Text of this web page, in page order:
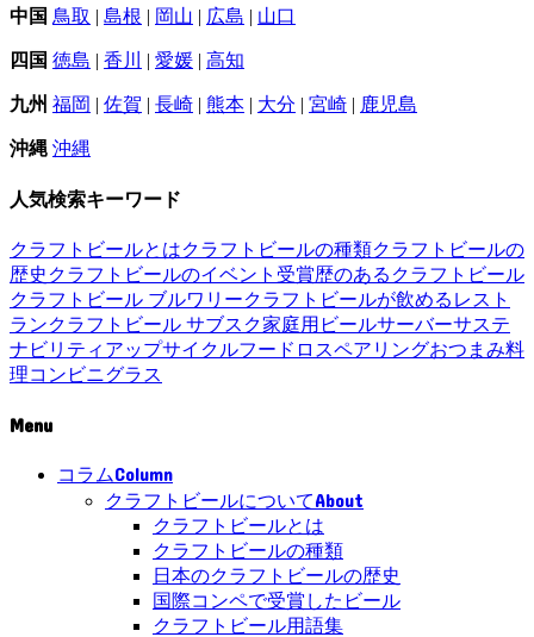
中国 鳥取 | 島根 | 岡山 | 広島 | 山口
四国 徳島 | 香川 | 愛媛 | 高知
九州 福岡 | 佐賀 | 長崎 | 熊本 | 大分 | 宮崎 | 鹿児島
沖縄 沖縄
人気検索キーワード
クラフトビールとはクラフトビールの種類クラフトビールの
歴史 クラフトビールのイベント 受賞歴のあるクラフトビール
クラフトビール ブルワリークラフトビールが飲めるレスト
ランクラフトビール サブスク家庭用ビールサーバーサステ
ナビリティ アップサイクルフードロスペアリングおつまみ料
理コンビニグラス
Menu
コラムColumn
クラフトビールについてAbout
クラフトビールとは
クラフトビールの種類
日本のクラフトビールの歴史
国際コンペで受賞したビール
クラフトビール用語集